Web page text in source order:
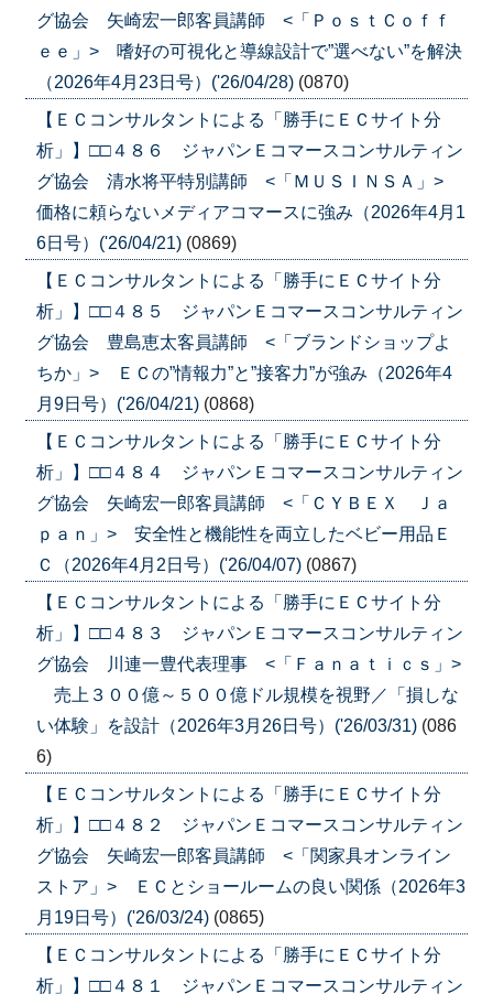
グ協会 矢崎宏一郎客員講師 <「ＰｏｓｔＣｏｆｆ
ｅｅ」> 嗜好の可視化と導線設計で”選べない”を解決
（2026年4月23日号）('26/04/28) (0870)
【ＥＣコンサルタントによる「勝手にＥＣサイト分
析」】□□４８６ ジャパンＥコマースコンサルティン
グ協会 清水将平特別講師 <「ＭＵＳＩＮＳＡ」>
価格に頼らないメディアコマースに強み（2026年4月1
6日号）('26/04/21) (0869)
【ＥＣコンサルタントによる「勝手にＥＣサイト分
析」】□□４８５ ジャパンＥコマースコンサルティン
グ協会 豊島恵太客員講師 <「ブランドショップよ
ちか」> ＥＣの”情報力”と”接客力”が強み（2026年4
月9日号）('26/04/21) (0868)
【ＥＣコンサルタントによる「勝手にＥＣサイト分
析」】□□４８４ ジャパンＥコマースコンサルティン
グ協会 矢崎宏一郎客員講師 <「ＣＹＢＥＸ Ｊａ
ｐａｎ」> 安全性と機能性を両立したベビー用品Ｅ
Ｃ（2026年4月2日号）('26/04/07) (0867)
【ＥＣコンサルタントによる「勝手にＥＣサイト分
析」】□□４８３ ジャパンＥコマースコンサルティン
グ協会 川連一豊代表理事 <「Ｆａｎａｔｉｃｓ」>
売上３００億～５００億ドル規模を視野／「損しな
い体験」を設計（2026年3月26日号）('26/03/31) (086
6)
【ＥＣコンサルタントによる「勝手にＥＣサイト分
析」】□□４８２ ジャパンＥコマースコンサルティン
グ協会 矢崎宏一郎客員講師 <「関家具オンライン
ストア」> ＥＣとショールームの良い関係（2026年3
月19日号）('26/03/24) (0865)
【ＥＣコンサルタントによる「勝手にＥＣサイト分
析」】□□４８１ ジャパンＥコマースコンサルティン